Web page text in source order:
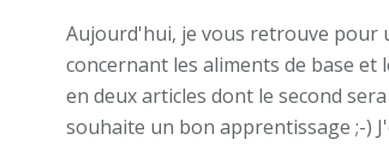
Aujourd'hui, je vous retrouve pour
concernant les aliments de base et
en deux articles dont le second
souhaite un bon apprentissage ;-)